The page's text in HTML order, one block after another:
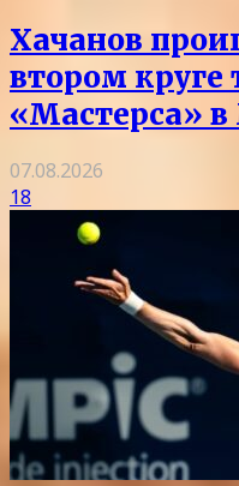
Хачанов
втором круге
«Мастерса»
07.08.2026
18